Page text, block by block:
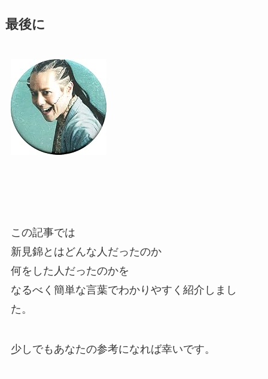
最後に
この記事では
新見錦とはどんな人だったのか
何をした人だったのかを
なるべく簡単な言葉でわかりやすく紹介しまし
た。
少しでもあなたの参考になれば幸いです。